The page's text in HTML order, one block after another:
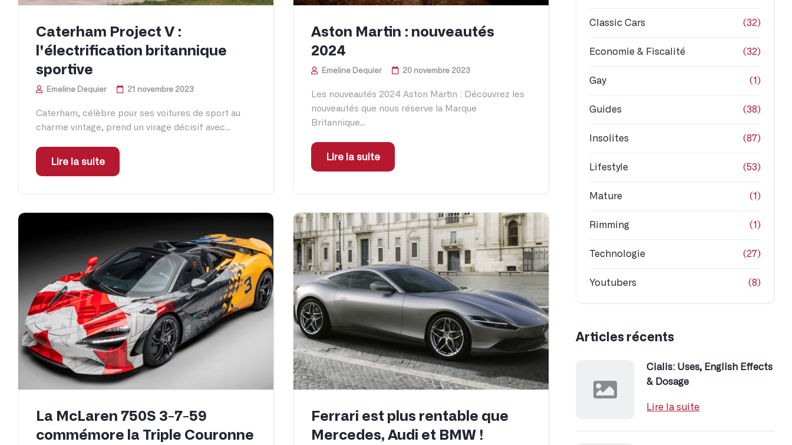
Caterham Project V :
l'électrification britannique
sportive
Emeline Dequier 21 novembre 2023
Caterham, célèbre pour ses voitures de sport au
charme vintage, prend un virage décisif avec...
Lire la suite
Aston Martin : nouveautés
2024
Emeline Dequier 20 novembre 2023
Les nouveautés 2024 Aston Martin : Découvrez les
nouveautés que nous réserve la Marque
Britannique...
Lire la suite
La McLaren 750S 3-7-59
commémore la Triple Couronne
Ferrari est plus rentable que
Mercedes, Audi et BMW !
Classic Cars (32)
Economie & Fiscalité (32)
Gay (1)
Guides (38)
Insolites (87)
Lifestyle (53)
Mature (1)
Rimming (1)
Technologie (27)
Youtubers (8)
Articles récents
Cialis: Uses, English Effects
& Dosage
Lire la suite